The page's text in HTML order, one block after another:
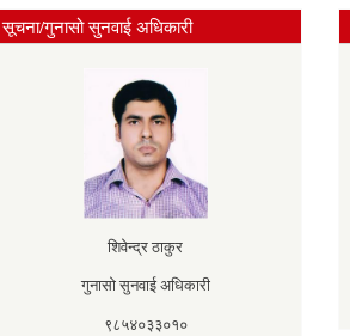
सूचना/गुनासो सुनवाई अधिकारी
शिवेन्द्र ठाकुर
गुनासो सुनवाई अधिकारी
९८५४०३३०१०